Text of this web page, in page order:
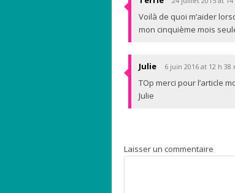
Voilà de quoi m’aider
mon cinquième mois
Julie 6 juin 2016 at 12 h 38
TOp merci pour l’article
Julie
Laisser un commentaire